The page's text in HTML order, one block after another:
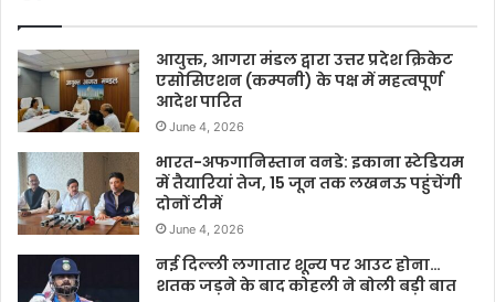
आयुक्त, आगरा मंडल द्वारा उत्तर प्रदेश क्रिकेट
एसोसिएशन (कम्पनी) के पक्ष में महत्वपूर्ण
आदेश पारित
June 4, 2026
भारत-अफगानिस्तान वनडे: इकाना स्टेडियम
में तैयारियां तेज, 15 जून तक लखनऊ पहुंचेंगी
दोनों टीमें
June 4, 2026
नई दिल्ली लगातार शून्य पर आउट होना…
शतक जड़ने के बाद कोहली ने बोली बड़ी बात